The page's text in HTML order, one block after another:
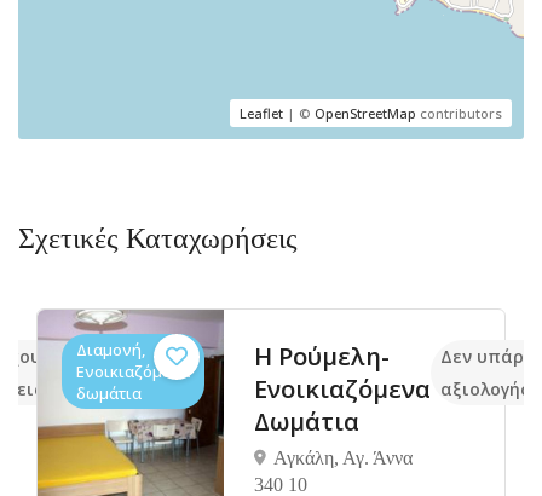
Leaflet | © OpenStreetMap contributors
Σχετικές Καταχωρήσεις
ακόμα
Διαμονή,
Ενοικιαζόμενα
δωμάτια
Η Ρούμελη-
Ενοικιαζόμενα
Δωμάτια
Αγκάλη, Αγ. Άννα
340 10
Δεν